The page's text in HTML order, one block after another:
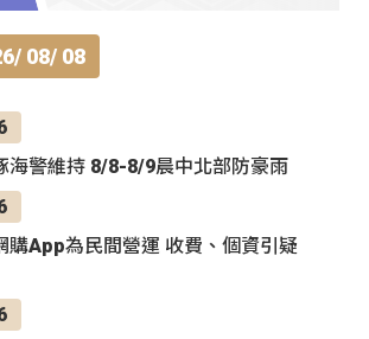
08/ 08
海警維持 8/8-8/9晨中北部防豪雨
購App為民間營運 收費、個資引疑